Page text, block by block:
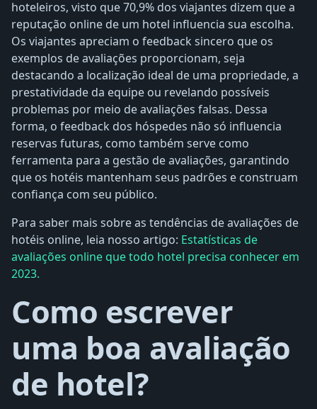
hoteleiros, visto que 70,9% dos viajantes dizem que a
reputação online de um hotel influencia sua escolha.
Os viajantes apreciam o feedback sincero que os
exemplos de avaliações proporcionam, seja
destacando a localização ideal de uma propriedade, a
prestatividade da equipe ou revelando possíveis
problemas por meio de avaliações falsas. Dessa
forma, o feedback dos hóspedes não só influencia
reservas futuras, como também serve como
ferramenta para a gestão de avaliações, garantindo
que os hotéis mantenham seus padrões e construam
confiança com seu público.
Para saber mais sobre as tendências de avaliações de
hotéis online, leia nosso artigo: Estatísticas de
avaliações online que todo hotel precisa conhecer em
2023.
Como escrever
uma boa avaliação
de hotel?